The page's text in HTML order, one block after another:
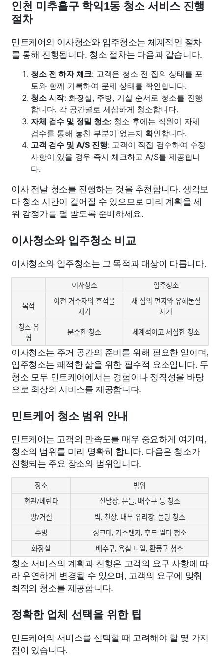
인천 미추홀구 학익1동 청소 서비스 진행
절차
민트케어의 이사청소와 입주청소는 체계적인 절차
를 통해 진행됩니다. 청소 절차는 다음과 같습니다.
청소 전 하자 체크: 고객은 청소 전 집의 상태를 포
토와 함께 기록하여 문제 상태를 확인합니다.
청소 시작: 화장실, 주방, 거실 순서로 청소를 진행
합니다. 각 공간별로 세심하게 청소합니다.
자체 검수 및 정밀 청소: 청소 후에는 직원이 자체
검수를 통해 놓친 부분이 없는지 확인합니다.
고객 검수 및 A/S 진행: 고객이 직접 검수하여 수정
사항이 있을 경우 즉시 체크하고 A/S를 제공합니
다.
이사 전날 청소를 진행하는 것을 추천합니다. 생각보
다 청소 시간이 길어질 수 있으므로 미리 계획을 세
워 감정가를 덜 받도록 준비하세요.
이사청소와 입주청소 비교
이사청소와 입주청소는 그 목적과 대상이 다릅니다.
이사청소 입주청소
목적
이전 거주자의 흔적을
제거
새 집의 먼지와 유해물질
제거
청소 유
형
분주한 청소 체계적이고 세심한 청소
이사청소는 주거 공간의 준비를 위해 필요한 일이며,
입주청소는 쾌적한 삶을 위한 필수적 요소입니다. 두
청소 모두 민트케어에서는 경험이나 정직성을 바탕
으로 최상의 서비스를 제공합니다.
민트케어 청소 범위 안내
민트케어는 고객의 만족도를 매우 중요하게 여기며,
청소의 범위를 미리 명확히 합니다. 다음은 청소가
진행되는 주요 장소와 범위입니다.
장소
범위
현관/베란다
신발장, 문틀, 배수구 등 청소
방/거실
벽, 천장, 내부 유리창, 몰딩 청소
주방
싱크대, 가스렌지, 후드 필터 청소
화장실
배수구, 욕실 타일, 환풍구 청소
청소 서비스의 계획과 진행은 고객의 요구 사항에 따
라 유연하게 변경될 수 있으며, 고객의 요구에 맞춰
최적의 청소를 제공합니다.
정확한 업체 선택을 위한 팁
민트케어의 서비스를 선택할 때 고려해야 할 몇 가지
점이 있습니다.